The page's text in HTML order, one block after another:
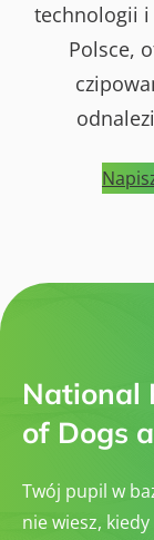
technologii i
Polsce,
National
of Dogs
Twój pupil w
nie wiesz,